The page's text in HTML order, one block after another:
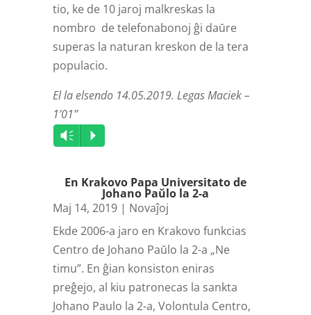
tio, ke de 10 jaroj malkreskas la
nombro de telefonabonoj ĝi daŭre
superas la naturan kreskon de la tera
populacio.
El la elsendo 14.05.2019. Legas Maciek –
1’01”
Audio
Player
Vm P
En Krakovo Papa Universitato de
Johano Paŭlo la 2-a
Maj 14, 2019| Novaĵoj
Ekde 2006-a jaro en Krakovo funkcias
Centro de Johano Paŭlo la 2-a „Ne
timu”. En ĝian konsiston eniras
preĝejo, al kiu patronecas la sankta
Johano Paulo la 2-a, Volontula Centro,